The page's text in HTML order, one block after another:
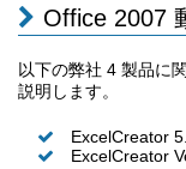
Office 2007
以下の弊社 4 製品に
説明します。
ExcelCreator
ExcelCreator